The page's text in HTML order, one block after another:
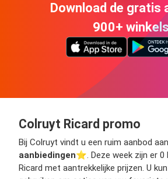
Download de gratis
900+ winkels
Colruyt Ricard promo
Bij Colruyt vindt u een ruim aanbod
aanbiedingen⭐️. Deze week zijn er 0
Ricard met aantrekkelijke prijzen. U